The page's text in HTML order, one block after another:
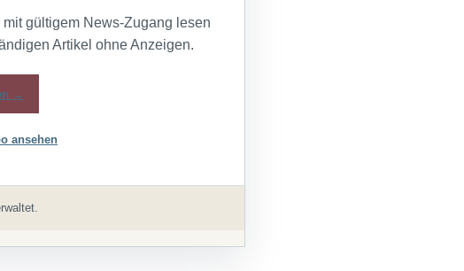
mit gültigem News-Zugang lesen
Artikel ohne Anzeigen.
→
ansehen